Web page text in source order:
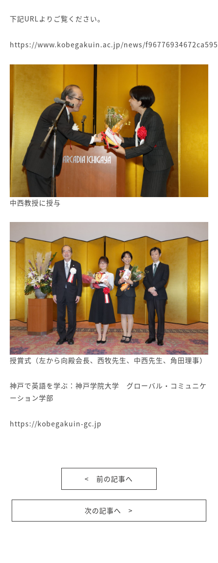
下記URLよりご覧ください。
https://www.kobegakuin.ac.jp/news/
中西教授に授与
授賞式（左から向殿会長、西牧先生、中西先生、角田理事）
神戸で英語を学ぶ：神戸学院大学 グローバル・コミュニケ
ーション学部
https://kobegakuin-gc.jp
< 前の記事へ
次の記事へ >